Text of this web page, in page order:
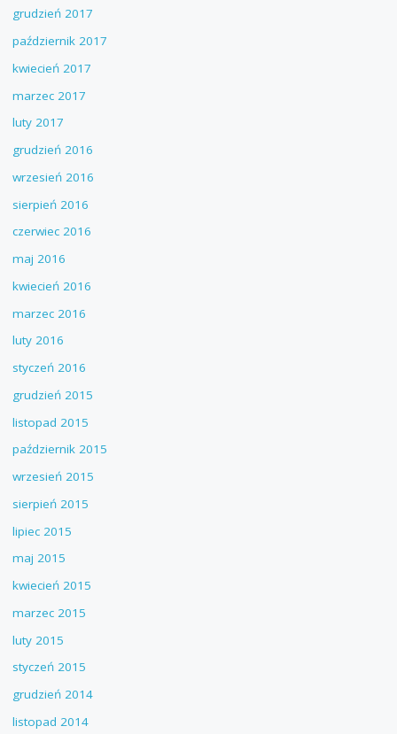
grudzień 2017
październik 2017
kwiecień 2017
marzec 2017
luty 2017
grudzień 2016
wrzesień 2016
sierpień 2016
czerwiec 2016
maj 2016
kwiecień 2016
marzec 2016
luty 2016
styczeń 2016
grudzień 2015
listopad 2015
październik 2015
wrzesień 2015
sierpień 2015
lipiec 2015
maj 2015
kwiecień 2015
marzec 2015
luty 2015
styczeń 2015
grudzień 2014
listopad 2014